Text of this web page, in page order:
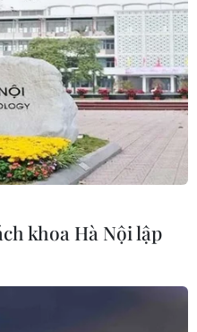
khoa Hà Nội lập